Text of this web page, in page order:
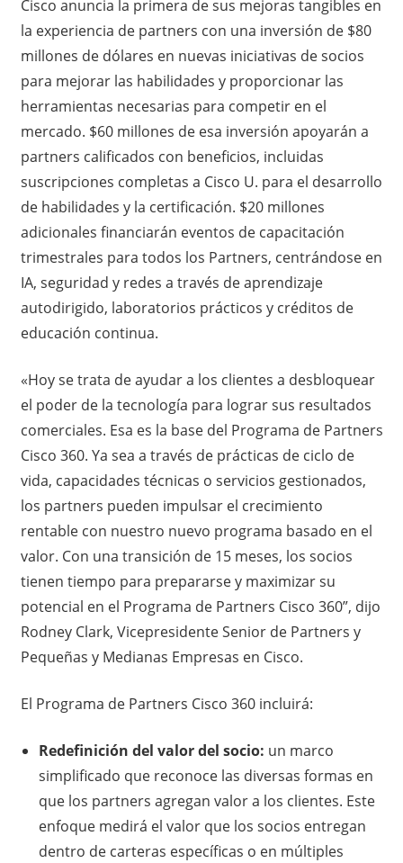
Cisco anuncia la primera de sus mejoras tangibles en
la experiencia de partners con una inversión de $80
millones de dólares en nuevas iniciativas de socios
para mejorar las habilidades y proporcionar las
herramientas necesarias para competir en el
mercado. $60 millones de esa inversión apoyarán a
partners calificados con beneficios, incluidas
suscripciones completas a Cisco U. para el desarrollo
de habilidades y la certificación. $20 millones
adicionales financiarán eventos de capacitación
trimestrales para todos los Partners, centrándose en
IA, seguridad y redes a través de aprendizaje
autodirigido, laboratorios prácticos y créditos de
educación continua.
«Hoy se trata de ayudar a los clientes a desbloquear
el poder de la tecnología para lograr sus resultados
comerciales. Esa es la base del Programa de Partners
Cisco 360. Ya sea a través de prácticas de ciclo de
vida, capacidades técnicas o servicios gestionados,
los partners pueden impulsar el crecimiento
rentable con nuestro nuevo programa basado en el
valor. Con una transición de 15 meses, los socios
tienen tiempo para prepararse y maximizar su
potencial en el Programa de Partners Cisco 360”, dijo
Rodney Clark, Vicepresidente Senior de Partners y
Pequeñas y Medianas Empresas en Cisco.
El Programa de Partners Cisco 360 incluirá:
Redefinición del valor del socio: un marco
simplificado que reconoce las diversas formas en
que los partners agregan valor a los clientes. Este
enfoque medirá el valor que los socios entregan
dentro de carteras específicas o en múltiples